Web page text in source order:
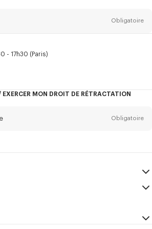
Obligatoire
être personnalisés, notamment sur les
- 17h30 (Paris)
MON DROIT DE RÉTRACTATION
Obligatoire